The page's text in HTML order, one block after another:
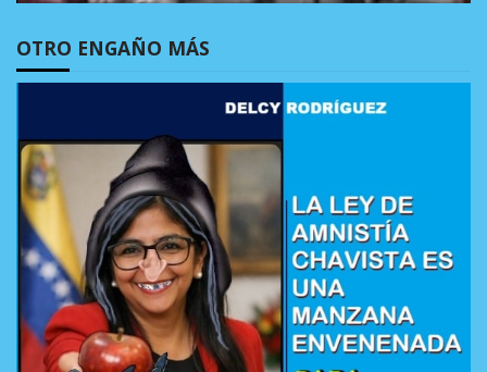
OTRO ENGAÑO MÁS